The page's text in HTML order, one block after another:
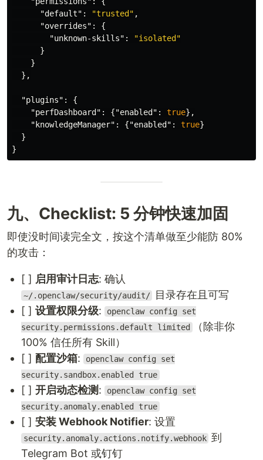
"default" : "trusted" ,
"overrides" :
{
"unknown-skills" :
"isolated"
}
}
},
"plugins" :
{
"perfDashboard" : {"enabled" : true},
"knowledgeManager" : {"enabled" : true}
}
}
九、Checklist: 5 分钟快速加固
即使没时间读完全文，按这个清单做至少能防 80%
的攻击：
[ ] 启用审计日志: 确认
~/.openclaw/security/audit/
目录存在且可写
[ ] 设置权限分级:
openclaw config set
security.permissions.default limited （除非你
100% 信任所有 Skill）
[ ] 配置沙箱:
openclaw config set
security.sandbox.enabled true
[ ] 开启动态检测:
openclaw config set
security.anomaly.enabled true
[ ] 安装 Webhook Notifier: 设置
security.anomaly.actions.notify.webhook 到
Telegram Bot 或钉钉